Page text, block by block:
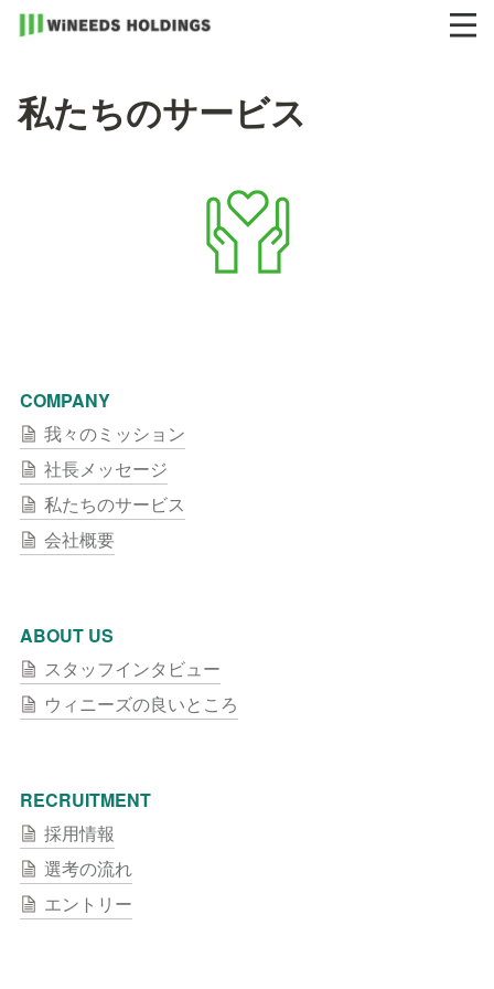
私たちのサービス
COMPANY
我々のミッション
社長メッセージ
私たちのサービス
会社概要
ABOUT US
スタッフインタビュー
ウィニーズの良いところ
RECRUITMENT
採用情報
選考の流れ
エントリー